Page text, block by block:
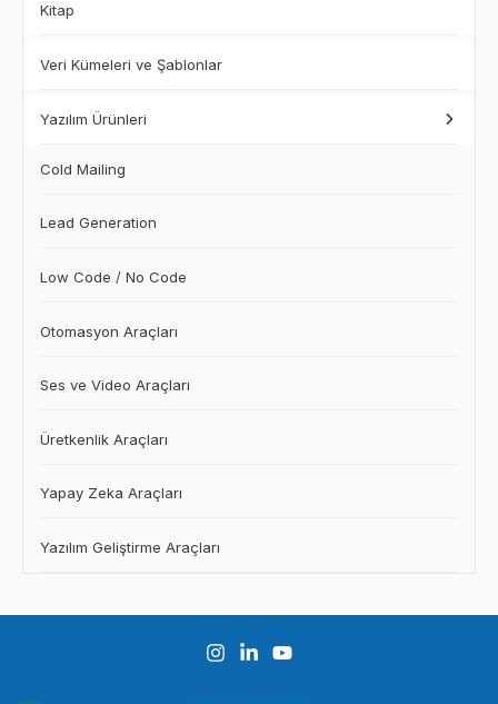
Kitap
Veri Kümeleri ve Şablonlar
Yazılım Ürünleri
Cold Mailing
Lead Generation
Low Code / No Code
Otomasyon Araçları
Ses ve Video Araçları
Üretkenlik Araçları
Yapay Zeka Araçları
Yazılım Geliştirme Araçları